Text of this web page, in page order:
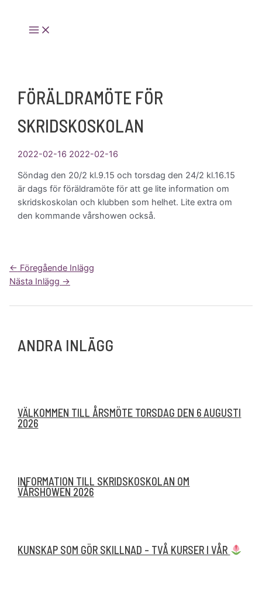
Main
Menu
FÖRÄLDRAMÖTE FÖR
SKRIDSKOSKOLAN
2022-02-16 2022-02-16
Söndag den 20/2 kl.9.15 och torsdag den 24/2 kl.16.15
är dags för föräldramöte för att ge lite information om
skridskoskolan och klubben som helhet. Lite extra om
den kommande vårshowen också.
Inläggsnavigering
← Föregående Inlägg
Nästa Inlägg →
ANDRA INLÄGG
VÄLKOMMEN TILL ÅRSMÖTE TORSDAG DEN 6 AUGUSTI
2026
INFORMATION TILL SKRIDSKOSKOLAN OM
VÅRSHOWEN 2026
KUNSKAP SOM GÖR SKILLNAD – TVÅ KURSER I VÅR
hjälper oss att hålla kostnaderna
nere och ge fler åkare möjlighet